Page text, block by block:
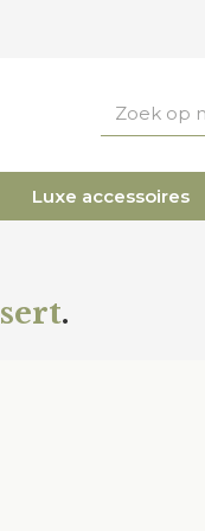
Luxe accessoires
.